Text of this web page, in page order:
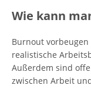
Wie kann
Burnout
realistische
Außerdem sind
zwischen Arbeit